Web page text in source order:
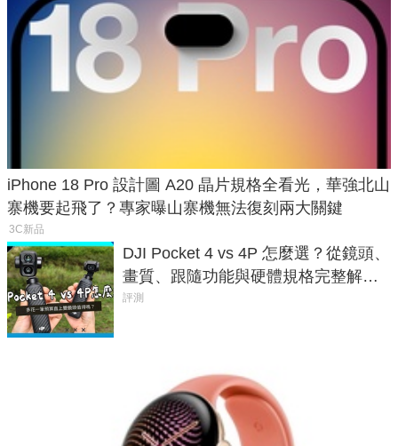
iPhone 18 Pro 設計圖 A20 晶片規格全看光，華強北山
寨機要起飛了？專家曝山寨機無法復刻兩大關鍵
3C新品
DJI Pocket 4 vs 4P 怎麼選？從鏡頭、
畫質、跟隨功能與硬體規格完整解
析，一次看懂兩台差異
評測